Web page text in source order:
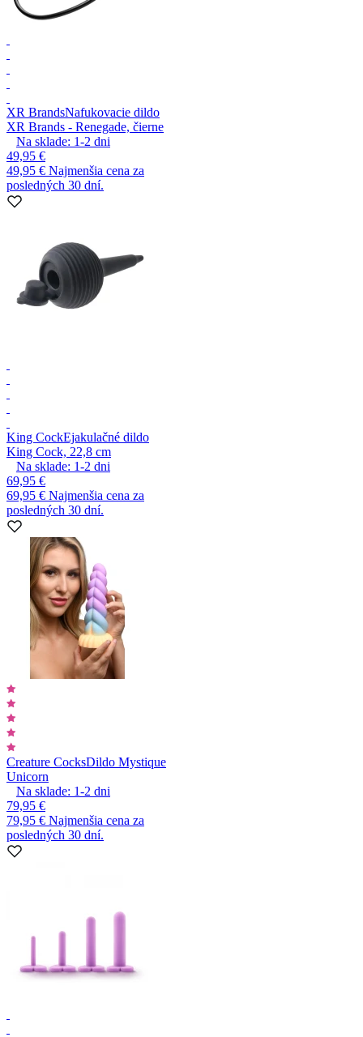
XR BrandsNafukovacie dildo
XR Brands - Renegade, čierne
Na sklade: 1-2 dni
49,95 €
49,95 € Najmenšia cena za
posledných 30 dní.
King CockEjakulačné dildo
King Cock, 22,8 cm
Na sklade: 1-2 dni
69,95 €
69,95 € Najmenšia cena za
posledných 30 dní.
Creature CocksDildo Mystique
Unicorn
Na sklade: 1-2 dni
79,95 €
79,95 € Najmenšia cena za
posledných 30 dní.